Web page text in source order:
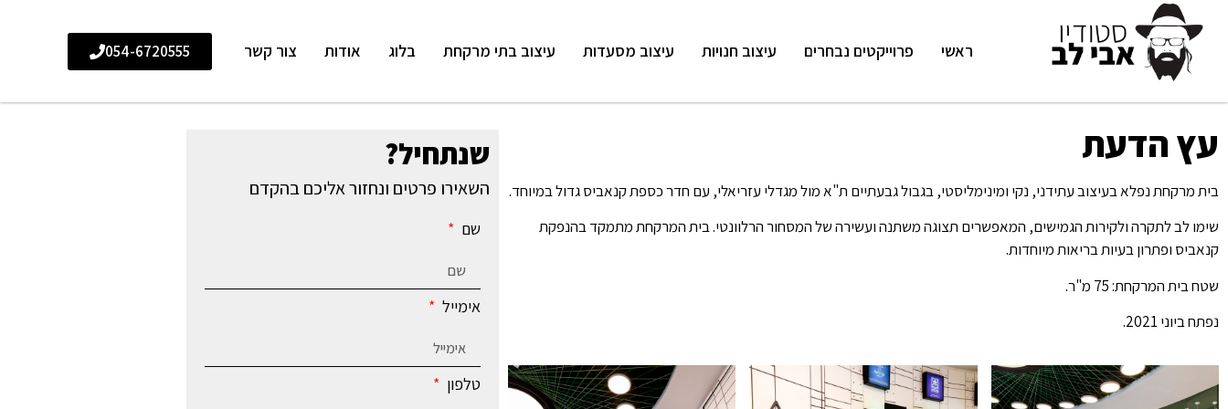
ראשי פרוייקטים נבחרים עיצוב חנויות עיצוב מסעדות עיצוב בתי מרקחת בלוג אודות צור קשר 054-6720555
עץ הדעת
בית מרקחת נפלא בעיצוב עתידני, נקי ומינימליסטי, בגבול גבעתיים ת"א מול מגדלי עזריאלי, עם חדר כספת קנאביס גדול במיוחד.
שימו לב לתקרה ולקירות הגמישים, המאפשרים תצוגה משתנה ועשירה של המסחור הרלוונטי. בית המרקחת מתמקד בהנפקת
קנאביס ופתרון בעיות בריאות מיוחדות.
שטח בית המרקחת: 75 מ"ר.
נפתח ביוני 2021.
שנתחיל?
השאירו פרטים ונחזור אליכם בהקדם
שם
אימייל
טלפון